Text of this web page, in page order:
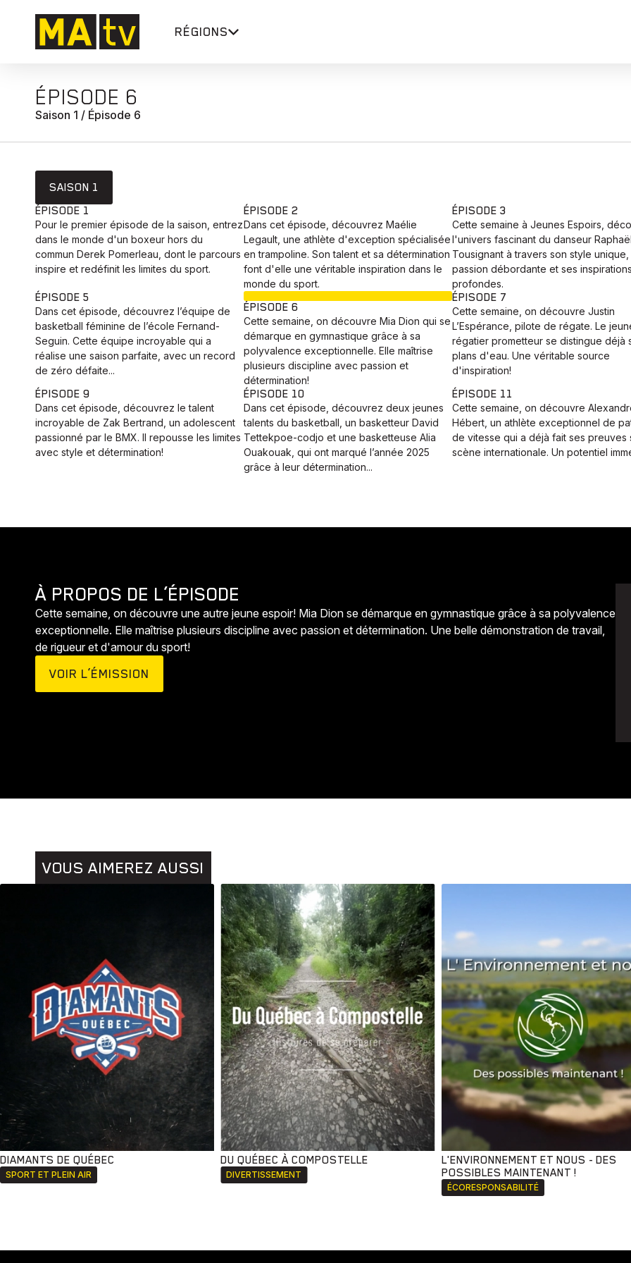
RÉGIONS
ÉPISODE 6
Saison 1 / Épisode 6
SAISON 1
ÉPISODE 1
Pour le premier épisode de la saison, entrez
dans le monde d'un boxeur hors du
commun Derek Pomerleau, dont le parcours
inspire et redéfinit les limites du sport.
ÉPISODE 2
Dans cet épisode, découvrez Maélie
Legault, une athlète d'exception spécialisée
en trampoline. Son talent et sa détermination
font d'elle une véritable inspiration dans le
monde du sport.
ÉPISODE 3
Cette semaine à Jeunes Espoirs,
l'univers fascinant du danseur
Tousignant à travers son style unique,
passion débordante et ses
profondes.
ÉPISODE 5
Dans cet épisode, découvrez l’équipe de
basketball féminine de l’école Fernand-
Seguin. Cette équipe incroyable qui a
réalise une saison parfaite, avec un record
de zéro défaite...
ÉPISODE 6
Cette semaine, on découvre Mia Dion qui se
démarque en gymnastique grâce à sa
polyvalence exceptionnelle. Elle maîtrise
plusieurs discipline avec passion et
détermination!
ÉPISODE 7
Cette semaine, on découvre Justin
L’Espérance, pilote de régate. Le
régatier prometteur se distingue déjà
plans d'eau. Une véritable source
d'inspiration!
ÉPISODE 9
Dans cet épisode, découvrez le talent
incroyable de Zak Bertrand, un adolescent
passionné par le BMX. Il repousse les limites
avec style et détermination!
ÉPISODE 10
Dans cet épisode, découvrez deux jeunes
talents du basketball, un basketteur David
Tettekpoe-codjo et une basketteuse Alia
Ouakouak, qui ont marqué l’année 2025
grâce à leur détermination...
ÉPISODE 11
Cette semaine, on découvre
Hébert, un athlète exceptionnel de
de vitesse qui a déjà fait ses preuves
scène internationale. Un potentiel
À PROPOS DE L’ÉPISODE
Cette semaine, on découvre une autre jeune espoir! Mia Dion se démarque en gymnastique grâce à sa polyvalence
exceptionnelle. Elle maîtrise plusieurs discipline avec passion et détermination. Une belle démonstration de travail,
de rigueur et d'amour du sport!
VOIR L’ÉMISSION
VOUS AIMEREZ AUSSI
DIAMANTS DE QUÉBEC
SPORT ET PLEIN AIR
DU QUÉBEC À COMPOSTELLE
DIVERTISSEMENT
L'ENVIRONNEMENT ET NOUS - DES
POSSIBLES MAINTENANT !
ÉCORESPONSABILITÉ